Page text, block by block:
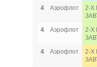
4
Аэрофлот
2-Х
4
Аэрофлот
2-Х
4
Аэрофлот
2-Х